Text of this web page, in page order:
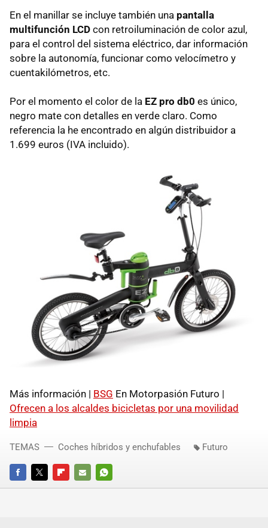
En el manillar se incluye también una pantalla
multifunción LCD con retroiluminación de color azul,
para el control del sistema eléctrico, dar información
sobre la autonomía, funcionar como velocímetro y
cuentakilómetros, etc.
Por el momento el color de la EZ pro db0 es único,
negro mate con detalles en verde claro. Como
referencia la he encontrado en algún distribuidor a
1.699 euros (IVA incluido).
Más información | BSG En Motorpasión Futuro |
Ofrecen a los alcaldes bicicletas por una movilidad
limpia
FACEBOOKTWITTERFLIPBOARD
E-
WHATSAPP
TEMAS Coches híbridos y enchufables Futuro